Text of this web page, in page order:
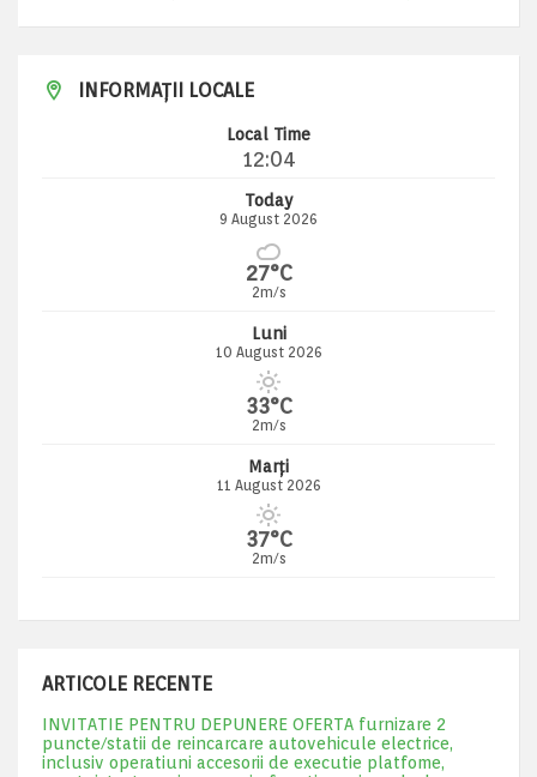
INFORMAȚII LOCALE
Local Time
12:04
Today
9 August 2026
27°C
2m/s
Luni
10 August 2026
33°C
2m/s
Marți
11 August 2026
37°C
2m/s
ARTICOLE RECENTE
INVITATIE PENTRU DEPUNERE OFERTA furnizare 2
puncte/statii de reincarcare autovehicule electrice,
inclusiv operatiuni accesorii de executie platfome,